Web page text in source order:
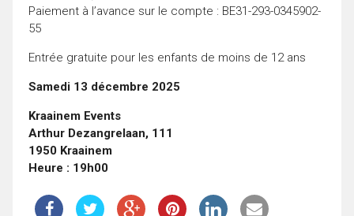
Paiement à l’avance sur le compte : BE31-293-0345902-
55
Entrée gratuite pour les enfants de moins de 12 ans
Samedi 13 décembre 2025
Kraainem Events
Arthur Dezangrelaan, 111
1950 Kraainem
Heure : 19h00